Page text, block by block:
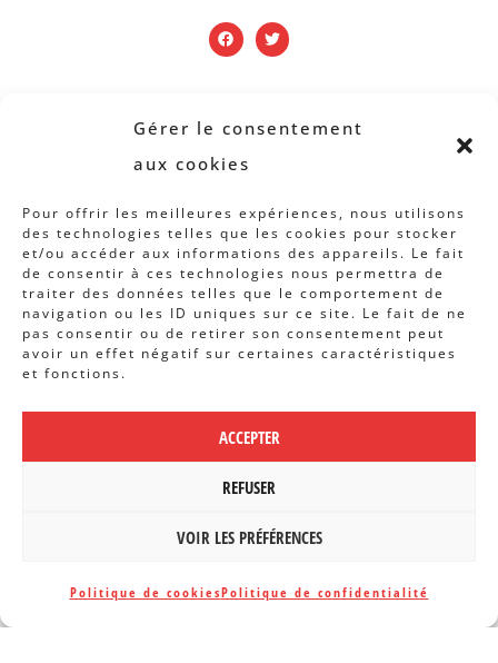
Gérer le consentement
aux cookies
Pour offrir les meilleures expériences, nous utilisons
des technologies telles que les cookies pour stocker
et/ou accéder aux informations des appareils. Le fait
de consentir à ces technologies nous permettra de
traiter des données telles que le comportement de
navigation ou les ID uniques sur ce site. Le fait de ne
pas consentir ou de retirer son consentement peut
avoir un effet négatif sur certaines caractéristiques
et fonctions.
ACCEPTER
REFUSER
VOIR LES PRÉFÉRENCES
Politique de cookiesPolitique de confidentialité
PUBLICATIONS
Revue B.I.S.
Rapports et analyses
Articles
AUTRES INFOS
Actions
Agenda
POLITIQUE DE CONFIDENTIALITÉ
CBCS ASBL | WEBDESIGN PAR